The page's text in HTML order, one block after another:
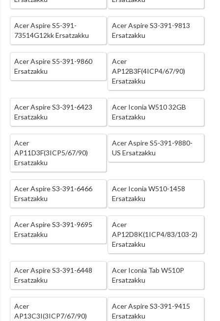
Acer Aspire S5-391-
73514G12kk Ersatzakku
Acer Aspire S3-391-9813
Ersatzakku
Acer Aspire S5-391-9860
Ersatzakku
Acer
AP12B3F(4ICP4/67/90)
Ersatzakku
Acer Aspire S3-391-6423
Ersatzakku
Acer Iconia W510 32GB
Ersatzakku
Acer
AP11D3F(3ICP5/67/90)
Ersatzakku
Acer Aspire S5-391-9880-
US Ersatzakku
Acer Aspire S3-391-6466
Ersatzakku
Acer Iconia W510-1458
Ersatzakku
Acer Aspire S3-391-9695
Ersatzakku
Acer
AP12D8K(1ICP4/83/103-2)
Ersatzakku
Acer Aspire S3-391-6448
Ersatzakku
Acer Iconia Tab W510P
Ersatzakku
Acer
AP13C3I(3ICP7/67/90)
Acer Aspire S3-391-9415
Ersatzakku